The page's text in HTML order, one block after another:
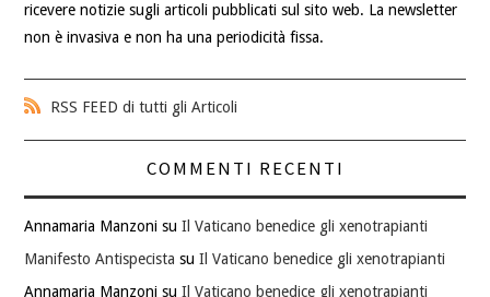
ricevere notizie sugli articoli pubblicati sul sito web. La newsletter
non è invasiva e non ha una periodicità fissa.
RSS FEED di tutti gli Articoli
COMMENTI RECENTI
Annamaria Manzoni suIl Vaticano benedice gli xenotrapianti
Manifesto Antispecista suIl Vaticano benedice gli xenotrapianti
Annamaria Manzoni suIl Vaticano benedice gli xenotrapianti